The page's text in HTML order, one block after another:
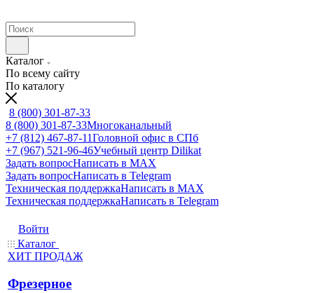
Каталог
По всему сайту
По каталогу
8 (800) 301-87-33
8 (800) 301-87-33Многоканальный
+7 (812) 467-87-11Головной офис в СПб
+7 (967) 521-96-46Учебный центр Dilikat
Задать вопросНаписать в MAX
Задать вопросНаписать в Telegram
Техническая поддержкаНаписать в MAX
Техническая поддержкаНаписать в Telegram
Войти
Каталог
ХИТ ПРОДАЖ
Фрезерное